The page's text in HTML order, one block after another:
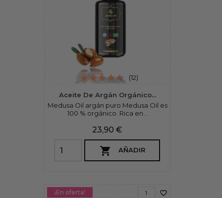
Aceite De Argán Orgánico...
Medusa Oil argán puro Medusa Oil es
100 % orgánico. Rica en...
Precio
23,90 €
 AÑADIR
(12)
favorite_border
1
¡En oferta!